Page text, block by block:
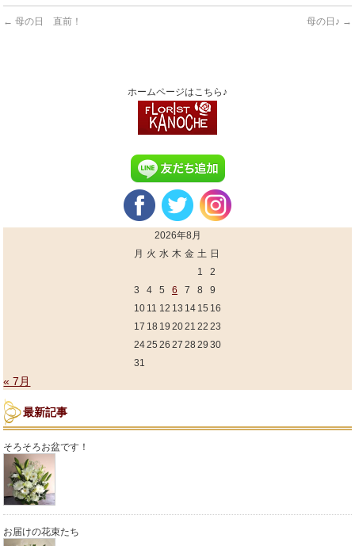
← 母の日 直前！ 母の日♪ →
ホームページはこちら♪
2026年8月
月 火 水 木 金 土 日
1
2
3
4 5 6 7 8
9
10 11 12 13 14 15 16
17 18 19 2021 22 23
2425 26 27 28 29 30
31
« 7月
最新記事
そろそろお盆です！
お届けの花束たち